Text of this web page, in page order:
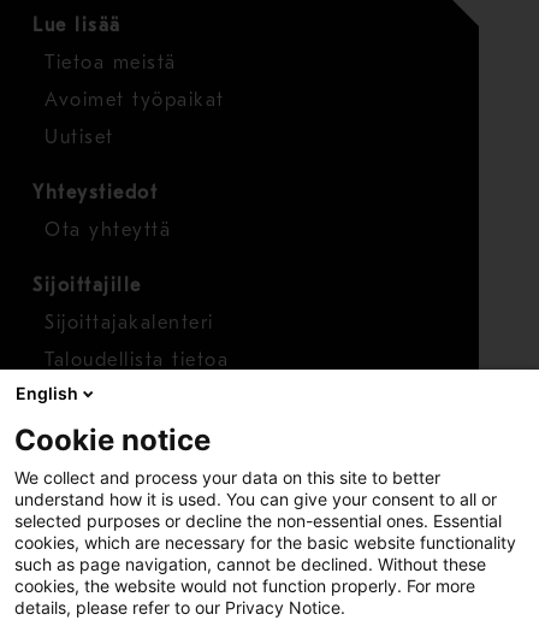
Lue lisää
Tietoa meistä
Avoimet työpaikat
Uutiset
Yhteystiedot
Ota yhteyttä
Sijoittajille
Sijoittajakalenteri
Taloudellista tietoa
Osakkeet
Raportoi huolenaihe
Whistleblower-työkalu
English
Cookie notice
We collect and process your data on this site to better
understand how it is used. You can give your consent to all or
selected purposes or decline the non-essential ones. Essential
cookies, which are necessary for the basic website functionality
such as page navigation, cannot be declined. Without these
cookies, the website would not function properly. For more
details, please refer to our Privacy Notice.